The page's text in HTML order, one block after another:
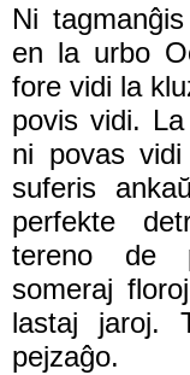
Ni
en la urbo
fore vidi la
povis vidi.
ni povas
suferis
perfekte
tereno de
someraj
lastaj jaroj.
pejzaĝo.